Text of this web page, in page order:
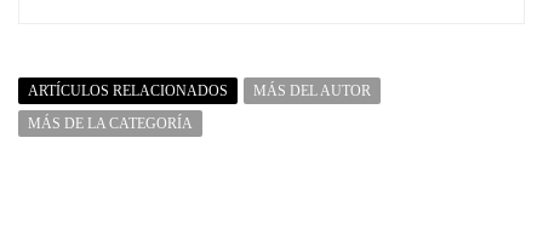
ARTÍCULOS RELACIONADOS
MÁS DEL AUTOR
MÁS DE LA CATEGORÍA